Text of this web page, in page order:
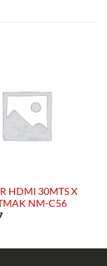
HDMI 30MTS X
NM-C56